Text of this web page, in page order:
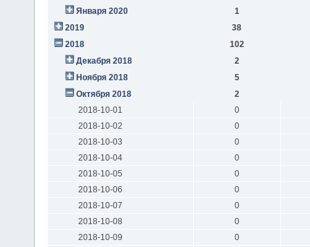
Января 2020
1
2019
38
2018
102
Декабря 2018
2
Ноября 2018
5
Октября 2018
2
2018-10-01
0
2018-10-02
0
2018-10-03
0
2018-10-04
0
2018-10-05
0
2018-10-06
0
2018-10-07
0
2018-10-08
0
2018-10-09
0